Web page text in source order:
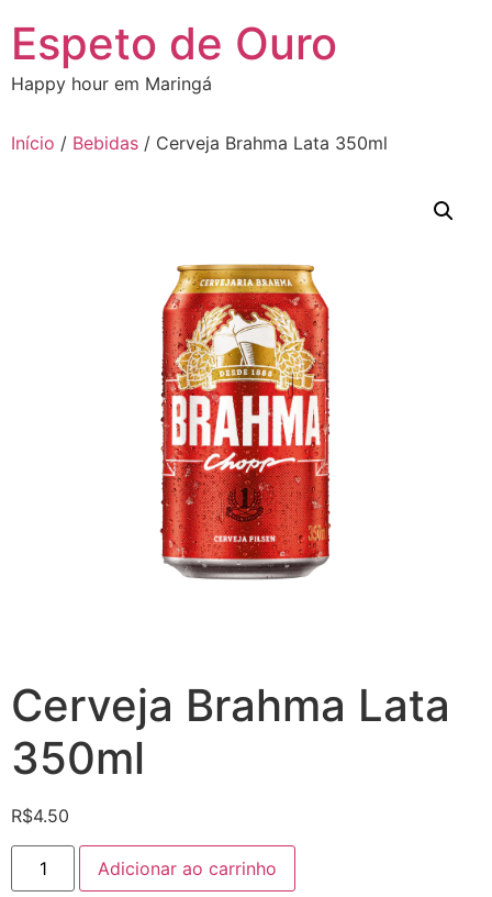
para
conteúdo
Espeto de Ouro
Happy hour em Maringá
Início / Bebidas / Cerveja Brahma Lata 350ml
Cerveja Brahma Lata
350ml
R$4.50
Cerveja
Brahma
Lata
Adicionar ao carrinho